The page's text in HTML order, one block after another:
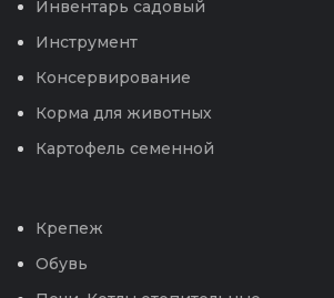
Инвентарь садовый
Инструмент
Консервирование
Корма для животных
Картофель семенной
Крепеж
Обувь